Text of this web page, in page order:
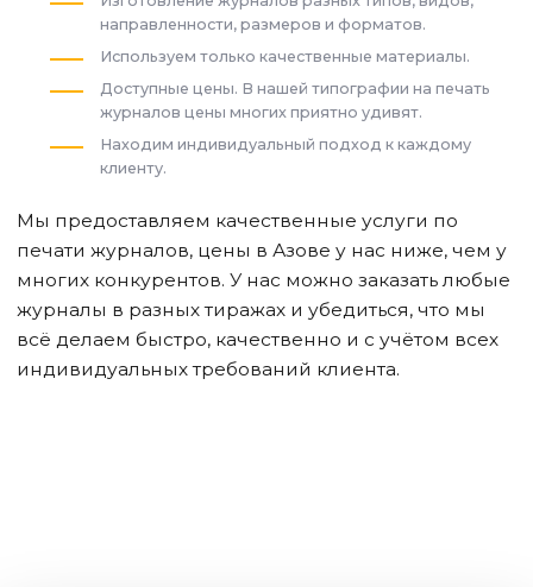
направленности, размеров и форматов.
Используем только качественные материалы.
Доступные цены. В нашей типографии на печать
журналов цены многих приятно удивят.
Находим индивидуальный подход к каждому
клиенту.
Мы предоставляем качественные услуги по
печати журналов, цены в Азове у нас ниже, чем у
многих конкурентов. У нас можно заказать любые
журналы в разных тиражах и убедиться, что мы
всё делаем быстро, качественно и с учётом всех
индивидуальных требований клиента.